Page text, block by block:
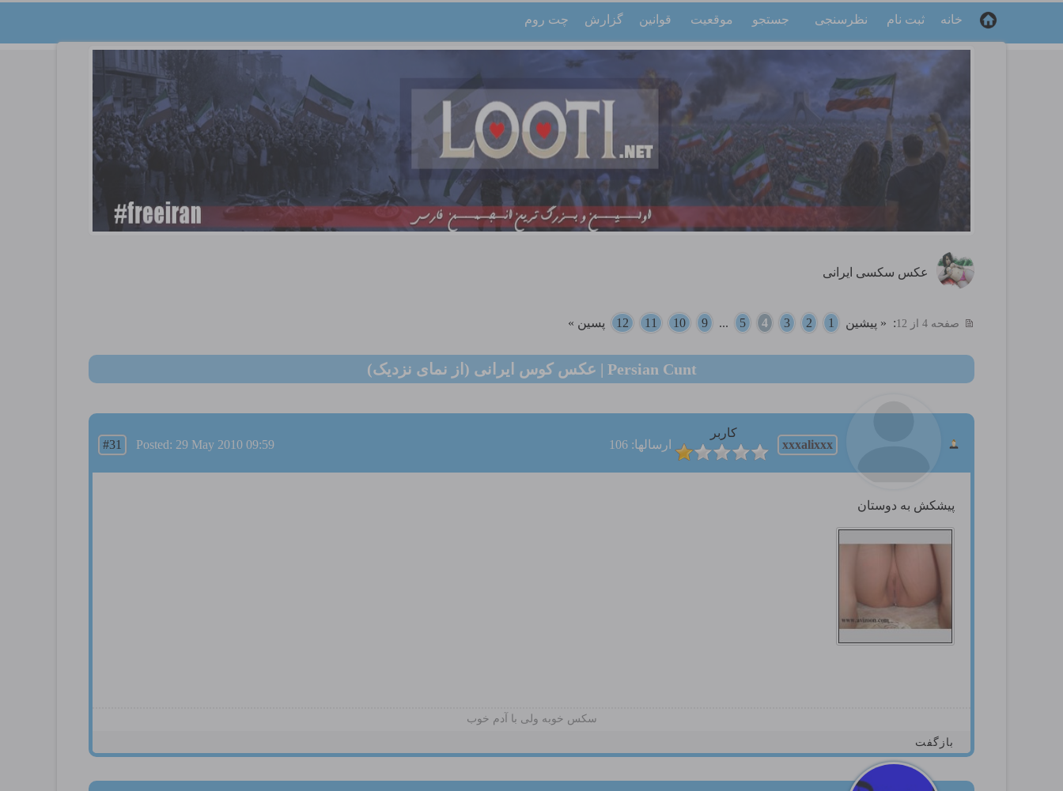
خانه ثبت نام نظرسنجی جستجو موقعیت قوانین گزارش چت روم
عکس سکسی ایرانی
صفحه 4 از 12 : « پیشین 1
2
3
4
5
...
9
10
11
12 پسین »
Persian Cunt | عکس کوس ایرانی (از نمای نزدیک)
xxxalixxx
کاربر
ارسالها: 106
#31 Posted: 29 May 2010 09:59
پیشکش به دوستان
سکس خوبه ولی با آدم خوب
بازگفت